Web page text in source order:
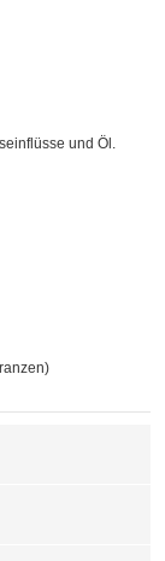
und Öl.